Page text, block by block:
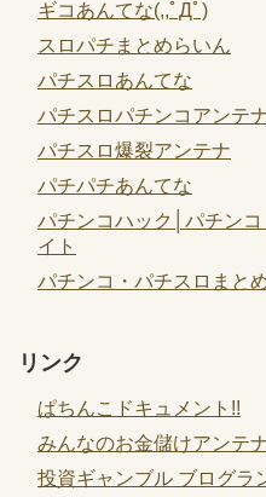
ギコあんてな(,,ﾟДﾟ)
スロパチまとめらいん
パチスロあんてな
パチスロパチンコアンテ
パチスロ爆裂アンテナ
パチパチあんてな
パチンコハック│パチン
イト
パチンコ・パチスロまと
リンク
ぱちんこドキュメント!!
みんなのお金儲けアンテ
投資ギャンブル ブログラ